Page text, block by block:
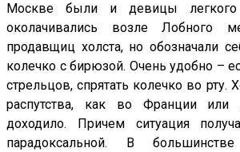
Москве были и девицы легкого
околачивались возле Лобного
продавщиц холста, но обозначали
колечко с бирюзой. Очень удобно –
стрельцов, спрятать колечко во рту.
распутства, как во Франции
доходило. Причем ситуация
парадоксальной. В